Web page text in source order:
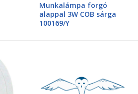
Munkalámpa forgó
alappal 3W COB sárga
100169/Y